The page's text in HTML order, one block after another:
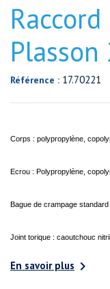
Référence : 17.70221
Corps : polypropylène,
Ecrou : Polypropylène,
Bague de crampage
Joint torique : caoutchouc
En savoir plus 